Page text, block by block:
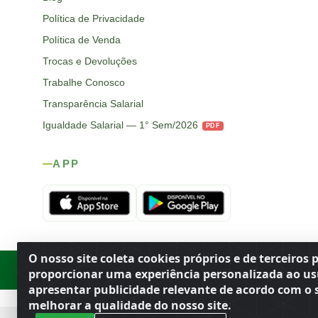
O nosso site coleta cookies próprios e de terceiros
proporcionar uma experiência personalizada ao
apresentar publicidade relevante de acordo com o
melhorar a qualidade do nosso site.
Política de Privacidade
Política de Venda
Trocas e Devoluções
Trabalhe Conosco
Transparência Salarial
Igualdade Salarial — 1° Sem/2026
PDF
APP
Rod. SP-215, s/n, km 98 — Área Rural Porto Ferreira/ ·